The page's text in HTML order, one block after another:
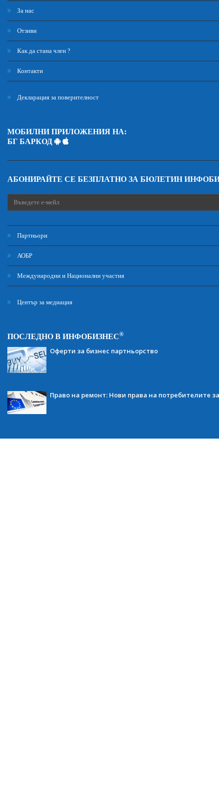
За нас
Отзиви
Как да стана член ?
Контакти
Декларация за поверителност
МОБИЛНИ ПРИЛОЖЕНИЯ НА:
БГ БАРКОД
АБОНИРАЙТЕ СЕ БЕЗПЛАТНО ЗА БЮЛЕТИН
Партньори
АОБР
Международни и Национални участия
Център за медиация
ПОСЛЕДНО В ИНФОБИЗНЕС®
Оферти за бизнес партньорство
Право на ремонт: Нови права на потребителите